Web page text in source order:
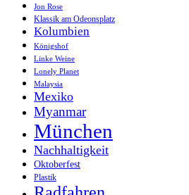
Jon Rose
Klassik am Odeonsplatz
Kolumbien
Königshof
Linke Weine
Lonely Planet
Malaysia
Mexiko
Myanmar
München
Nachhaltigkeit
Oktoberfest
Plastik